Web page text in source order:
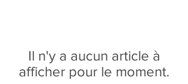
Il n'y a aucun article à
afficher pour le moment.